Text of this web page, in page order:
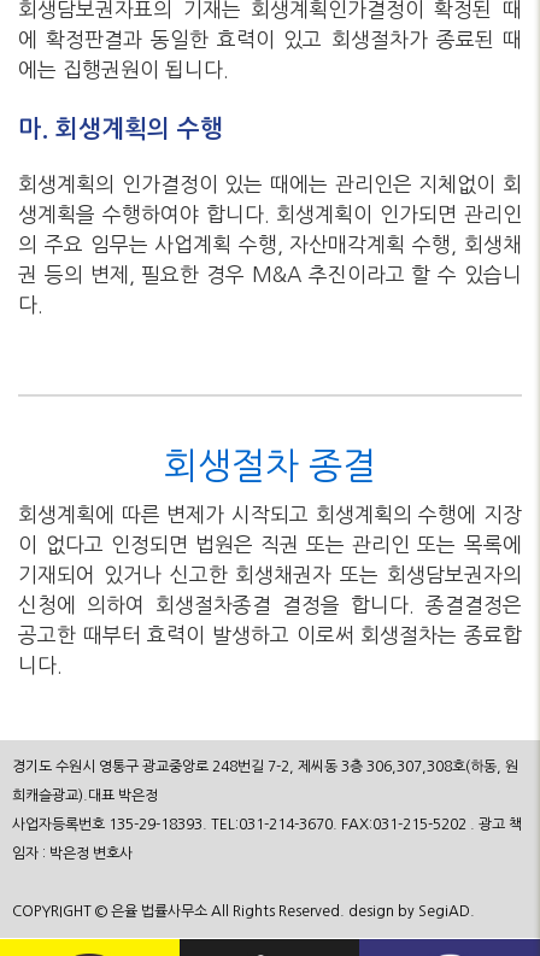
회생담보권자표의 기재는 회생계획인가결정이 확정된 때
에 확정판결과 동일한 효력이 있고 회생절차가 종료된 때
에는 집행권원이 됩니다.
마. 회생계획의 수행
회생계획의 인가결정이 있는 때에는 관리인은 지체없이 회
생계획을 수행하여야 합니다. 회생계획이 인가되면 관리인
의 주요 임무는 사업계획 수행, 자산매각계획 수행, 회생채
권 등의 변제, 필요한 경우 M&A 추진이라고 할 수 있습니
다.
회생절차 종결
회생계획에 따른 변제가 시작되고 회생계획의 수행에 지장
이 없다고 인정되면 법원은 직권 또는 관리인 또는 목록에
기재되어 있거나 신고한 회생채권자 또는 회생담보권자의
신청에 의하여 회생절차종결 결정을 합니다. 종결결정은
공고한 때부터 효력이 발생하고 이로써 회생절차는 종료합
니다.
경기도 수원시 영통구 광교중앙로 248번길 7-2, 제씨동 3층 306,307,308호(하동, 원
희캐슬광교).대표 박은정
사업자등록번호 135-29-18393. TEL:031-214-3670. FAX:031-215-5202 . 광고 책
임자 : 박은정 변호사
COPYRIGHT © 은율 법률사무소 All Rights Reserved. design by SegiAD.